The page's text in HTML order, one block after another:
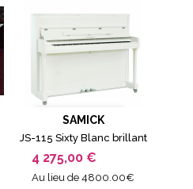
SAMICK
JS-115 Sixty Blanc brillant
4 275,00 €
Au lieu de 4800.00€